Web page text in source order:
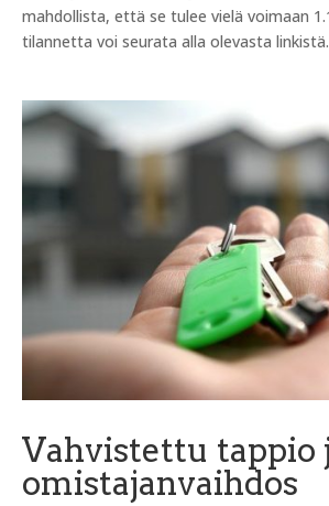
mahdollista, että se tulee vielä voimaan
tilannetta voi seurata alla olevasta
Vahvistettu tappio
omistajanvaihdos